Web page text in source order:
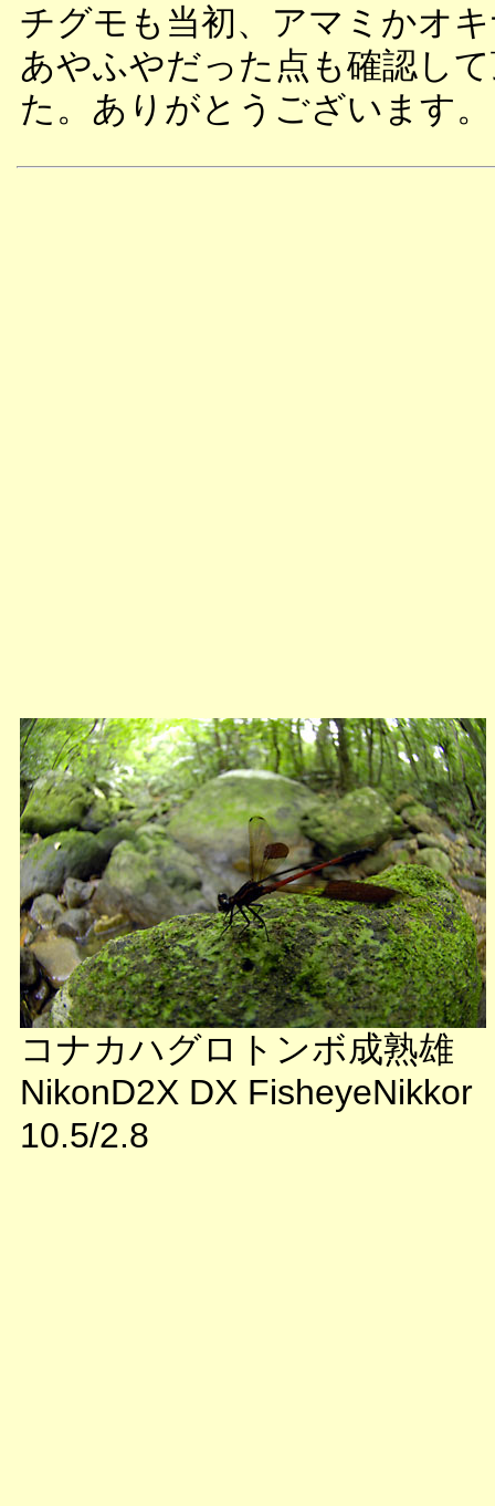
チグモも当初、アマミかオ
あやふやだった点も確認し
た。ありがとうございます。
コナカハグロトンボ成熟雄
NikonD2X DX FisheyeNikkor
10.5/2.8